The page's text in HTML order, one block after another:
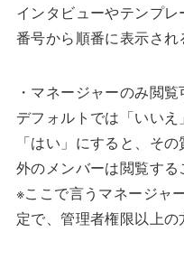
インタビューやテンプ
番号から順番に表示され
・マネージャーのみ閲
デフォルトでは「いいえ
「はい」にすると、そ
外のメンバーは閲覧する
※ここで言うマネージャ
定で、管理者権限以上の